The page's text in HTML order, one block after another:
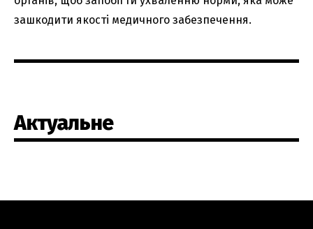
зашкодити якості медичного забезпечення.
Актуальне